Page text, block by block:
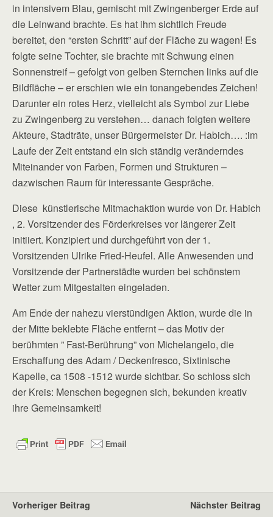
in intensivem Blau, gemischt mit Zwingenberger Erde auf
die Leinwand brachte. Es hat ihm sichtlich Freude
bereitet, den “ersten Schritt” auf der Fläche zu wagen! Es
folgte seine Tochter, sie brachte mit Schwung einen
Sonnenstreif – gefolgt von gelben Sternchen links auf die
Bildfläche – er erschien wie ein tonangebendes Zeichen!
Darunter ein rotes Herz, vielleicht als Symbol zur Liebe
zu Zwingenberg zu verstehen… danach folgten weitere
Akteure, Stadträte, unser Bürgermeister Dr. Habich…. :im
Laufe der Zeit entstand ein sich ständig veränderndes
Miteinander von Farben, Formen und Strukturen –
dazwischen Raum für interessante Gespräche.
Diese künstlerische Mitmachaktion wurde von Dr. Habich
, 2. Vorsitzender des Förderkreises vor längerer Zeit
initiiert. Konzipiert und durchgeführt von der 1.
Vorsitzenden Ulrike Fried-Heufel. Alle Anwesenden und
Vorsitzende der Partnerstädte wurden bei schönstem
Wetter zum Mitgestalten eingeladen.
Am Ende der nahezu vierstündigen Aktion, wurde die in
der Mitte beklebte Fläche entfernt – das Motiv der
berühmten ” Fast-Berührung” von Michelangelo, die
Erschaffung des Adam / Deckenfresco, Sixtinische
Kapelle, ca 1508 -1512 wurde sichtbar. So schloss sich
der Kreis: Menschen begegnen sich, bekunden kreativ
ihre Gemeinsamkeit!
Vorheriger Beitrag Nächster Beitrag